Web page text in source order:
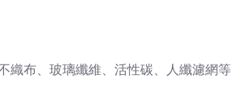
織布、玻璃纖維、活性碳、人纖濾網等